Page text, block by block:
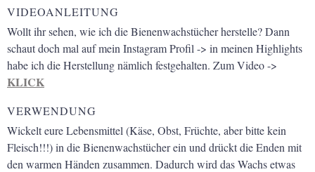
VIDEOANLEITUNG
Wollt ihr sehen, wie ich die Bienenwachstücher herstelle? Dann
schaut doch mal auf mein Instagram Profil -> in meinen Highlights
habe ich die Herstellung nämlich festgehalten. Zum Video ->
KLICK
VERWENDUNG
Wickelt eure Lebensmittel (Käse, Obst, Früchte, aber bitte kein
Fleisch!!!) in die Bienenwachstücher ein und drückt die Enden mit
den warmen Händen zusammen. Dadurch wird das Wachs etwas